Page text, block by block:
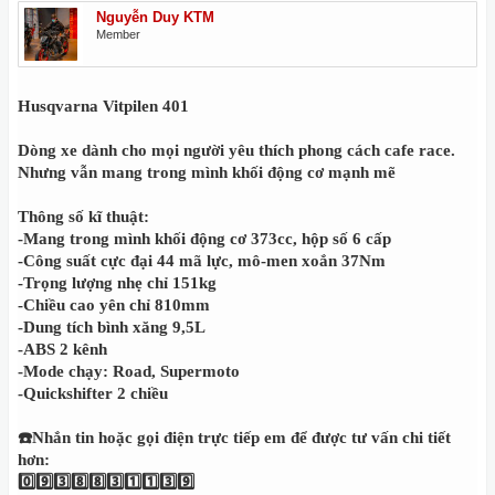
Nguyễn Duy KTM
Member
Husqvarna Vitpilen 401
Dòng xe dành cho mọi người yêu thích phong cách cafe race.
Nhưng vẫn mang trong mình khối động cơ mạnh mẽ
Thông số kĩ thuật:
-Mang trong mình khối động cơ 373cc, hộp số 6 cấp
-Công suất cực đại 44 mã lực, mô-men xoắn 37Nm
-Trọng lượng nhẹ chỉ 151kg
-Chiều cao yên chỉ 810mm
-Dung tích bình xăng 9,5L
-ABS 2 kênh
-Mode chạy: Road, Supermoto
-Quickshifter 2 chiều
☎️Nhắn tin hoặc gọi điện trực tiếp em để được tư vấn chi tiết
hơn:
0️⃣9️⃣3️⃣8️⃣8️⃣3️⃣1️⃣1️⃣3️⃣9️⃣